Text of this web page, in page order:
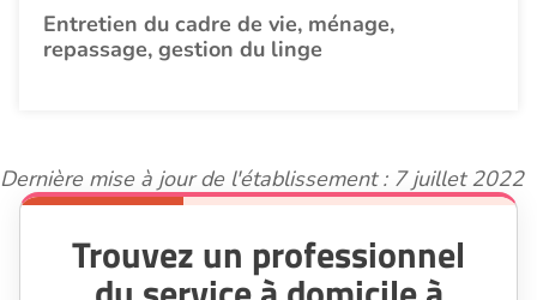
Entretien du cadre de vie, ménage,
repassage, gestion du linge
Dernière mise à jour de l'établissement : 7 juillet 2022
Trouvez un professionnel